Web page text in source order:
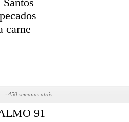
carne
· 450 semanas atrás
91